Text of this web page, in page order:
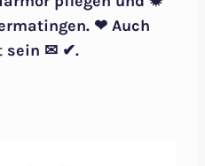
❤ Auch
sein ✉ ✔.